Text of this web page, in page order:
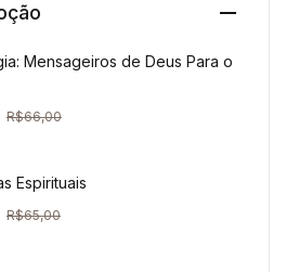
Mensageiros de Deus Para o
R$66,00
Espirituais
R$65,00